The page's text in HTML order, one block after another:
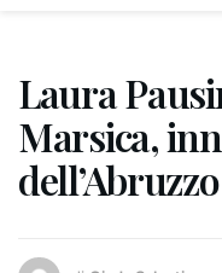
Laura
Marsica,
dell’Abruzzo